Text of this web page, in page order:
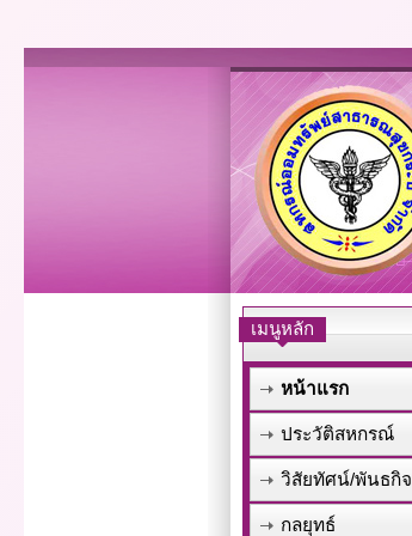
เมนูหลัก
หน้าแรก
ประวัติสหกรณ์
วิสัยทัศน์/พันธกิจ
กลยุทธ์